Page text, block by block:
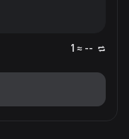
1 ≈ --